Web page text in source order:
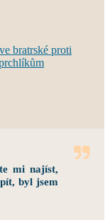
mi najíst,
byl jsem